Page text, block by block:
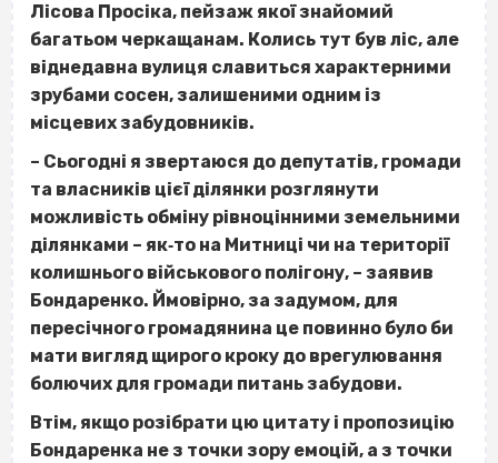
Лісова Просіка, пейзаж якої знайомий
багатьом черкащанам. Колись тут був ліс, але
віднедавна вулиця славиться характерними
зрубами сосен, залишеними одним із
місцевих забудовників.
– Сьогодні я звертаюся до депутатів, громади
та власників цієї ділянки розглянути
можливість обміну рівноцінними земельними
ділянками – як‐то на Митниці чи на території
колишнього військового полігону, – заявив
Бондаренко. Ймовірно, за задумом, для
пересічного громадянина це повинно було би
мати вигляд щирого кроку до врегулювання
болючих для громади питань забудови.
Втім, якщо розібрати цю цитату і пропозицію
Бондаренка не з точки зору емоцій, а з точки